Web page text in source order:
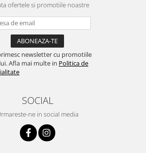
ofertele si promotiile noastre
newsletter cu promotiile
Afla mai multe in Politica de
SOCIAL
ne in social media